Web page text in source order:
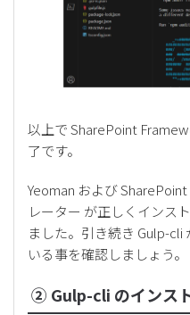
以上で SharePoint
了です。
Yeoman および
レーター が正しくインス
ました。引き続き Gulp-
いる事を確認しましょう。
② Gulp-cli のインス